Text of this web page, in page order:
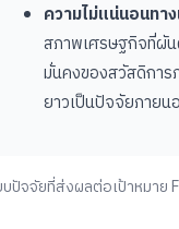
ปัจจัยที่ส่งผลต่อเป้าหมาย
ความไม่แน่นอนทา
สภาพเศรษฐกิจที่ผั
มั่นคงของสวัสดิการ
ยาวเป็นปัจจัยภายน